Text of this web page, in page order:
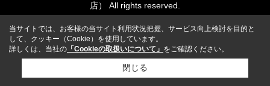
店） All rights reserved.
当サイトでは、お客様の当サイト利用状況把握、サービス向上検討を目的と
して、クッキー（Cookie）を使用しています。
詳しくは、当社の 「Cookieの取扱いについて」 をご確認ください。
閉じる